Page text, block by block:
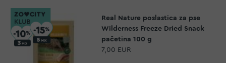
Real Nature poslastica za pse
Wilderness Freeze Dried Snack
pačetina 100 g
7,00 EUR